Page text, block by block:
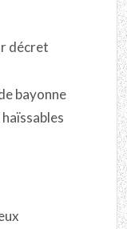
décret
bayonne